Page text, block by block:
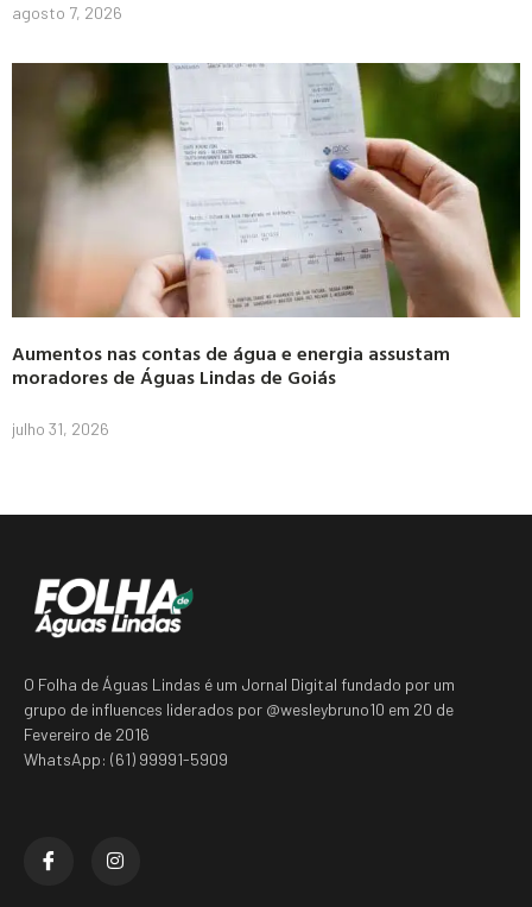
agosto 7, 2026
Aumentos nas contas de água e energia assustam
moradores de Águas Lindas de Goiás
julho 31, 2026
O Folha de Águas Lindas é um Jornal Digital fundado por um
grupo de influences liderados por @wesleybruno10 em 20 de
Fevereiro de 2016
WhatsApp: (61) 99991-5909